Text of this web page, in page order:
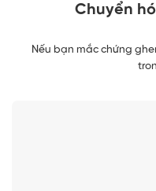
Chuyển
Nếu bạn mắc chứng